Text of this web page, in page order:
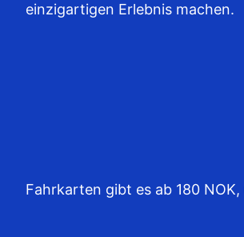
einzigartigen Erlebnis machen.
Fahrkarten gibt es ab 180